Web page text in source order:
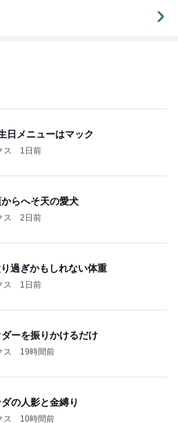
らへそ天の愛犬
ス 2日前
過ぎかもしれない体重
ス 1日前
ーを振りかけるだけ
ス 19時間前
の人影と金縛り
ス 10時間前